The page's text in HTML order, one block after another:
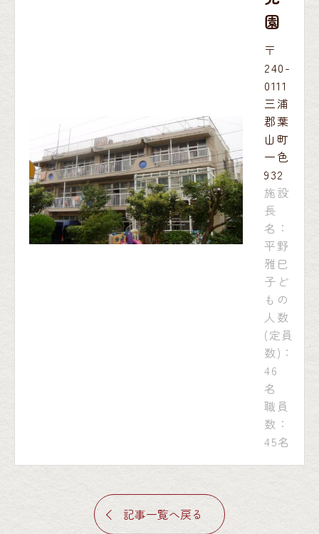
園
〒
240-
0111
三浦
郡葉
山町
一色
932
施設
長
名：
平野
雅巳
子ど
もの
人数
(定員
数)：
46
名
職員
数：
45名
記事一覧へ戻る